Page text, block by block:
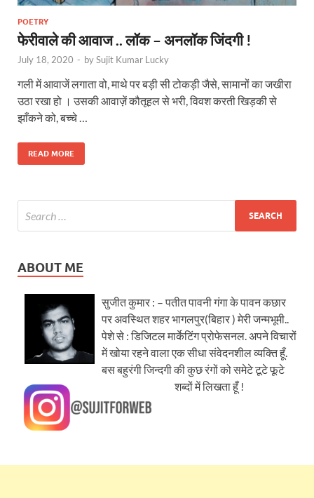
POETRY
फेरीवाले की आवाज .. लॉक – अनलॉक जिंदगी !
July 18, 2020 - bySujit Kumar Lucky
गली में आवाजें लगाता वो, माथे पर बड़ी सी टोकड़ी जैसे, सामानों का जखीरा
उठा रखा हो । उसकी आवाज़ें कौतूहल से भरी, विवश करती खिड़की से
झाँकने को, बच्चे …
READ MORE
ABOUT ME
सुजीत कुमार : – पतीत पावनी गंगा के पावन कछार
पर अवस्थित शहर भागलपुर(बिहार ) मेरी जन्मभूमी..
पेशे से : डिजिटल मार्केटिंग प्रोफेसनल. अपने विचारों
में खोया रहने वाला एक सीधा संवेदनशील व्यक्ति हूँ.
बस बहुरंगी जिन्दगी की कुछ रंगों को समेटे टूटे फूटे
शब्दों में लिखता हूँ !